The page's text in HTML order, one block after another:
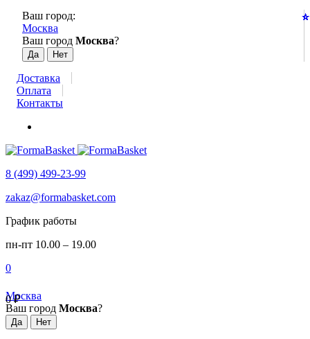
Ваш город:
Москва
Ваш город Москва?
Доставка
Оплата
Контакты
8 (499) 499-23-99
zakaz@formabasket.com
График работы
пн-пт 10.00 – 19.00
0
0₽
Москва
Ваш город Москва?
⭐
⭐
⭐
⭐
⭐
⭐
⭐
⭐
⭐
⭐
⭐
⭐
⭐
⭐
⭐
⭐
⭐
⭐
⭐
⭐
⭐
⭐
⭐
⭐